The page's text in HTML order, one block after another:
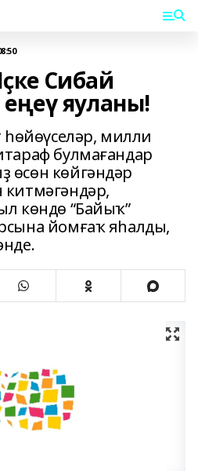
Сибай
яуланы!
һөйөүселәр, милли
булмағандар
өсөн көйгәндәр
көндө “Байыҡ”
йомғаҡ яһалды,